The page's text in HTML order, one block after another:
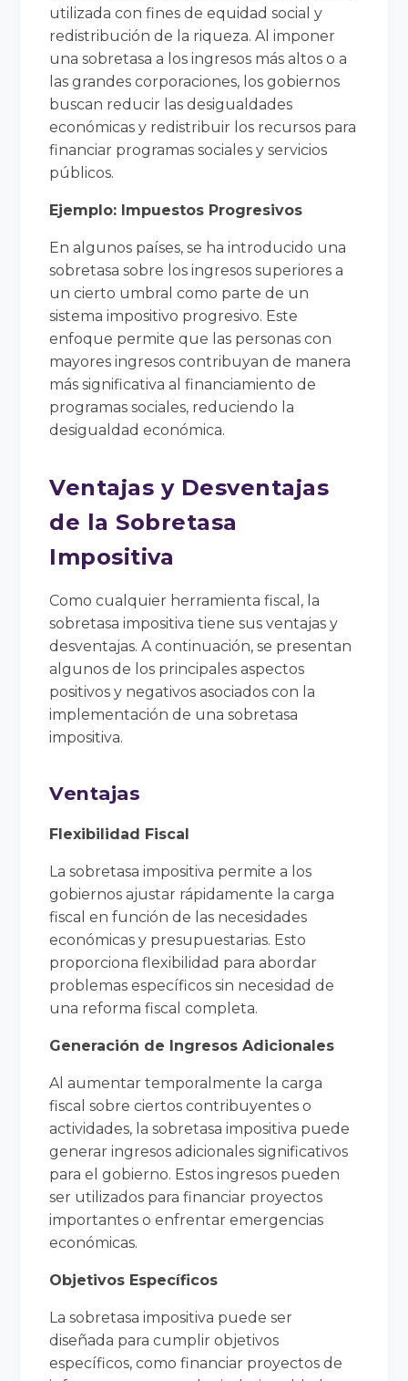
utilizada con fines de equidad social y
redistribución de la riqueza. Al imponer
una sobretasa a los ingresos más altos o a
las grandes corporaciones, los gobiernos
buscan reducir las desigualdades
económicas y redistribuir los recursos para
financiar programas sociales y servicios
públicos.
Ejemplo: Impuestos Progresivos
En algunos países, se ha introducido una
sobretasa sobre los ingresos superiores a
un cierto umbral como parte de un
sistema impositivo progresivo. Este
enfoque permite que las personas con
mayores ingresos contribuyan de manera
más significativa al financiamiento de
programas sociales, reduciendo la
desigualdad económica.
Ventajas y Desventajas
de la Sobretasa
Impositiva
Como cualquier herramienta fiscal, la
sobretasa impositiva tiene sus ventajas y
desventajas. A continuación, se presentan
algunos de los principales aspectos
positivos y negativos asociados con la
implementación de una sobretasa
impositiva.
Ventajas
Flexibilidad Fiscal
La sobretasa impositiva permite a los
gobiernos ajustar rápidamente la carga
fiscal en función de las necesidades
económicas y presupuestarias. Esto
proporciona flexibilidad para abordar
problemas específicos sin necesidad de
una reforma fiscal completa.
Generación de Ingresos Adicionales
Al aumentar temporalmente la carga
fiscal sobre ciertos contribuyentes o
actividades, la sobretasa impositiva puede
generar ingresos adicionales significativos
para el gobierno. Estos ingresos pueden
ser utilizados para financiar proyectos
importantes o enfrentar emergencias
económicas.
Objetivos Específicos
La sobretasa impositiva puede ser
diseñada para cumplir objetivos
específicos, como financiar proyectos de